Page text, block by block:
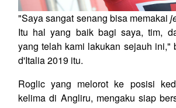
"Saya sangat senang bisa memakai
Itu hal yang baik bagi saya, tim,
yang telah kami lakukan sejauh ini,"
d'Italia 2019 itu.
Roglic yang melorot ke posisi
kelima di Angliru, mengaku siap